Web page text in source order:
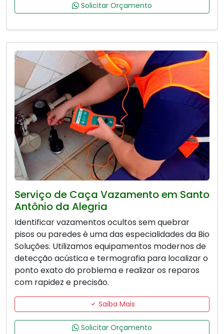
Solicitar Orçamento
Serviço de Caça Vazamento em Santo
Antônio da Alegria
Identificar vazamentos ocultos sem quebrar
pisos ou paredes é uma das especialidades da Bio
Soluções. Utilizamos equipamentos modernos de
detecção acústica e termografia para localizar o
ponto exato do problema e realizar os reparos
com rapidez e precisão.
Saiba Mais
Solicitar Orçamento